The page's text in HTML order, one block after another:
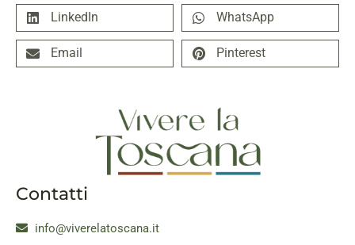
LinkedIn WhatsApp
Email Pinterest
Contatti
info@viverelatoscana.it